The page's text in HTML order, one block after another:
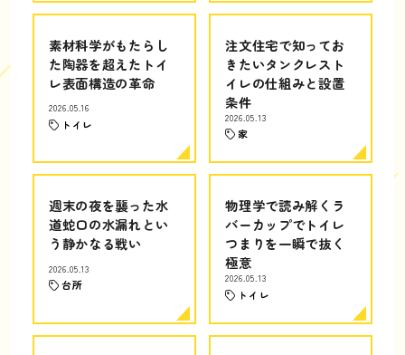
素材科学がもたらし
た陶器を超えたトイ
レ表面構造の革命
2026.05.16
トイレ
注文住宅で知ってお
きたいタンクレスト
イレの仕組みと設置
条件
2026.05.13
家
週末の夜を襲った水
道蛇口の水漏れとい
う静かなる戦い
2026.05.13
台所
物理学で読み解くラ
バーカップでトイレ
つまりを一瞬で抜く
極意
2026.05.13
トイレ